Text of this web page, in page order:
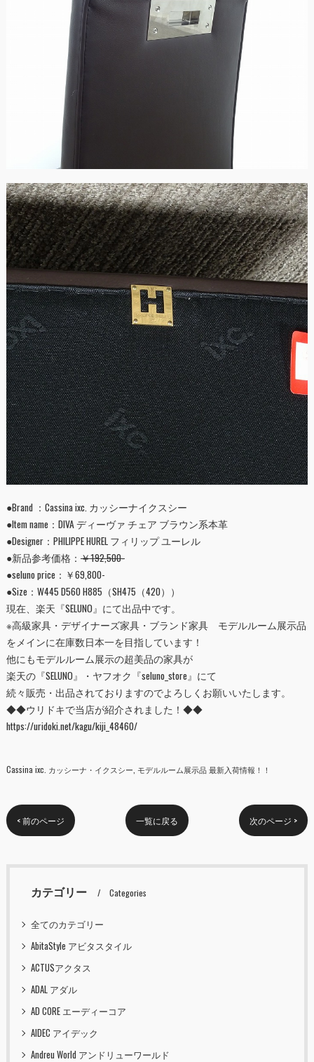
●Brand ：Cassina ixc. カッシーナイクスシー
●Item name：DIVA ディーヴァ チェア ブラウン系本革
●Designer：PHILIPPE HUREL フィリップ ユーレル
●新品参考価格： ￥192,500-
●seluno price：￥69,800-
●Size：W445 D560 H885（SH475（420））
現在、楽天『SELUNO』にて出品中です。
※高級家具・デザイナーズ家具・ブランド家具 モデルルーム展示品
をメインに在庫数日本一を目指しています！
他にもモデルルーム展示の超美品の家具が
楽天の『SELUNO』・ヤフオク『seluno_store』にて
続々販売・出品されておりますのでよろしくお願いいたします。
◆◆ウリドキで当店が紹介されました！◆◆
https://uridoki.net/kagu/kiji_48460/
Cassina ixc. カッシーナ・イクスシー モデルルーム展示品 最新入荷情報！！
< 前のページ 一覧に戻る 次のページ >
カテゴリー Categories
全てのカテゴリー
AbitaStyle アビタスタイル
ACTUSアクタス
ADAL アダル
AD CORE エーディーコア
AIDEC アイデック
Andreu World アンドリューワールド